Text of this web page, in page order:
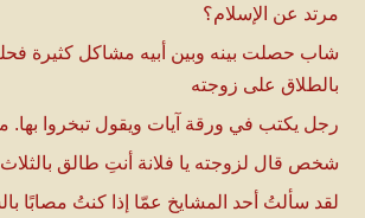
مرتد عن الإسلام؟
شاب حصلت بينه وبين أبيه مشاكل كثيرة
بالطلاق على زوجته
رجل يكتب في ورقة آيات ويقول تبخروا بها.
شخص قال لزوجته يا فلانة أنتِ طالق
لقد سألتُ أحد المشايخ عمّا إذا كنتُ مصابًا